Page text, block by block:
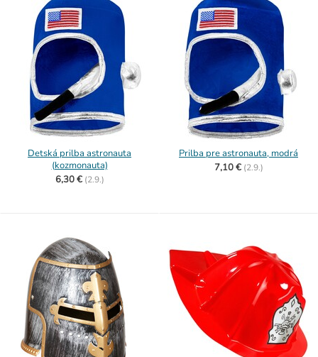
Detská prilba astronauta
(kozmonauta)
6,30 € (2.9.)
Prilba pre astronauta, modrá
7,10 € (2.9.)